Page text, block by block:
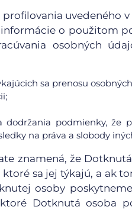
uvedeného
o použitom
osobných
sa prenosu
dodržania podmienky, že
na práva a slobody
znamená, že
sa jej týkajú, a ak
osoby
Dotknutá osoba